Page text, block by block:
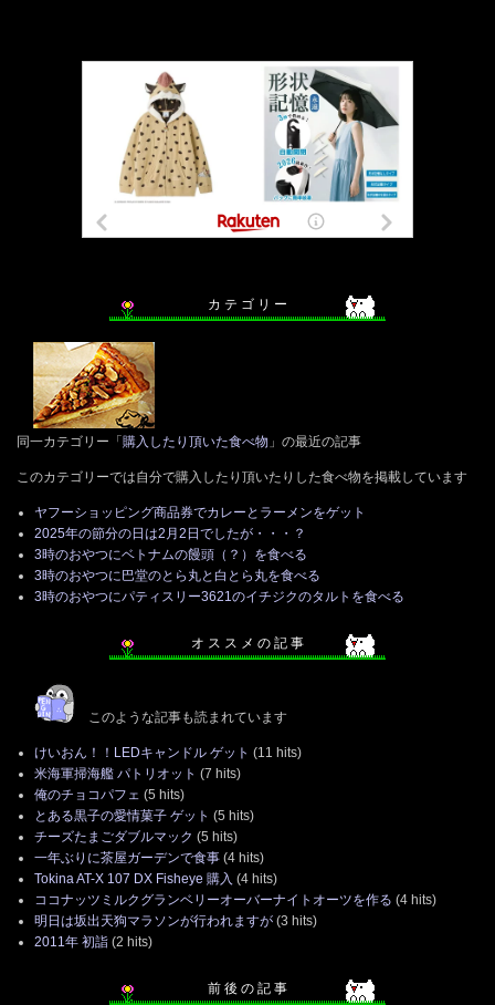
カ テ ゴ リ ー
同一カテゴリー「購入したり頂いた食べ物 」の最近の記事
このカテゴリーでは自分で購入したり頂いたりした食べ物を掲載しています
ヤフーショッピング商品券でカレーとラーメンをゲット
2025年の節分の日は2月2日でしたが・・・？
3時のおやつにベトナムの饅頭（？）を食べる
3時のおやつに巴堂のとら丸と白とら丸を食べる
3時のおやつにパティスリー3621のイチジクのタルトを食べる
オ ス ス メ の 記 事
このような記事も読まれています
けいおん！！LEDキャンドル ゲット (11 hits)
米海軍掃海艦 パトリオット (7 hits)
俺のチョコパフェ (5 hits)
とある黒子の愛情菓子 ゲット (5 hits)
チーズたまごダブルマック (5 hits)
一年ぶりに茶屋ガーデンで食事 (4 hits)
Tokina AT-X 107 DX Fisheye 購入 (4 hits)
ココナッツミルクグランベリーオーバーナイトオーツを作る (4 hits)
明日は坂出天狗マラソンが行われますが (3 hits)
2011年 初詣 (2 hits)
前 後 の 記 事